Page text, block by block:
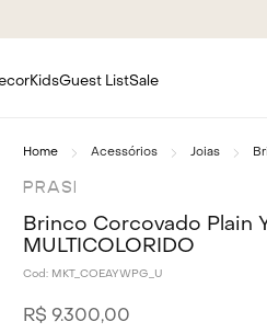
KidsGuest ListSale
Acessórios Joias
PRASI
Brinco Corcovado Plain
MULTICOLORIDO
Cod: MKT_COEAYWPG_U
R$ 9.300,00